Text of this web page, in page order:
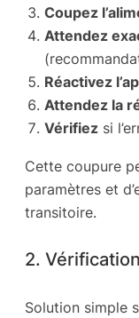
Coupez
Attendez
Réactivez
Attendez la
Vérifiez si
Cette coupure
paramètres et
transitoire.
2.
Solution simple